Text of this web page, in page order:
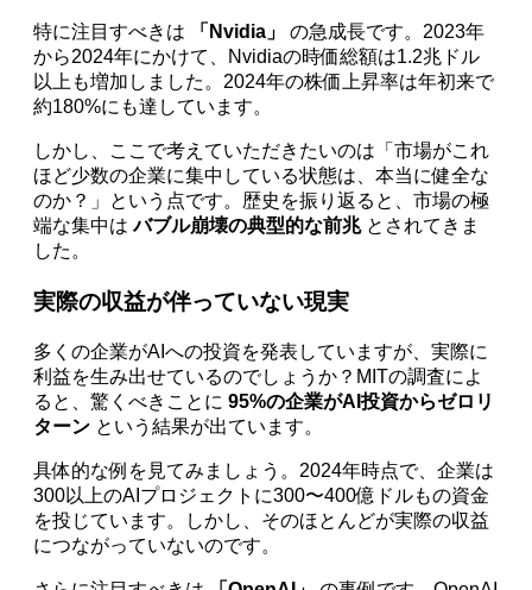
特に注目すべきは 「Nvidia」
の急成長です。2023年
から2024年にかけて、Nvidiaの時価総額は1.2兆ドル
以上も増加しました。2024年の株価上昇率は年初来で
約180%にも達しています。
しかし、ここで考えていただきたいのは「市場がこれ
ほど少数の企業に集中している状態は、本当に健全な
のか？」という点です。歴史を振り返ると、市場の極
端な集中はバブル崩壊の典型的な前兆とされてきま
した。
実際の収益が伴っていない現実
多くの企業がAIへの投資を発表していますが、実際に
利益を生み出せているのでしょうか？MITの調査によ
ると、驚くべきことに95%の企業がAI投資からゼロリ
ターン という結果が出ています。
具体的な例を見てみましょう。2024年時点で、企業は
300以上のAIプロジェクトに300〜400億ドルもの資金
を投じています。しかし、そのほとんどが実際の収益
につながっていないのです。